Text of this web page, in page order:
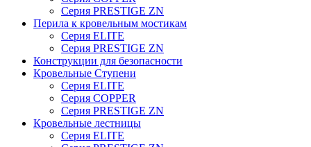
Серия PRESTIGE ZN
Перила к кровельным мостикам
Серия ELITE
Серия PRESTIGE ZN
Конструкции для безопасности
Кровельные Ступени
Серия ELITE
Серия COPPER
Серия PRESTIGE ZN
Кровельные лестницы
Серия ELITE